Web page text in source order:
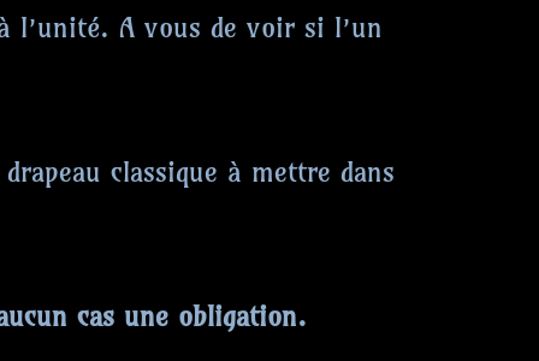
l’unité. A vous de voir si l’un
classique à mettre dans
cas une obligation.